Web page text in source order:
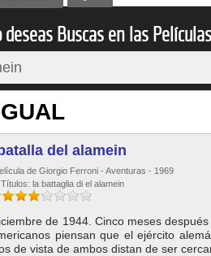
Buscas en las
del alamein
de Giorgio Ferroni - Aventuras - 1969
la battaglia di el alamein
de 1944. Cinco meses
piensan que el ejército
de vista de ambos distan de ser